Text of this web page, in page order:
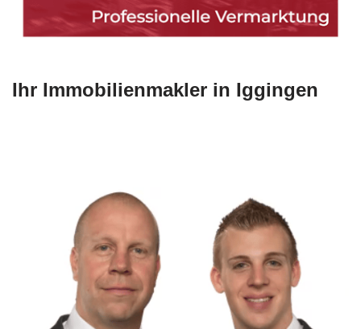
Ihr Immobilienmakler in Iggingen